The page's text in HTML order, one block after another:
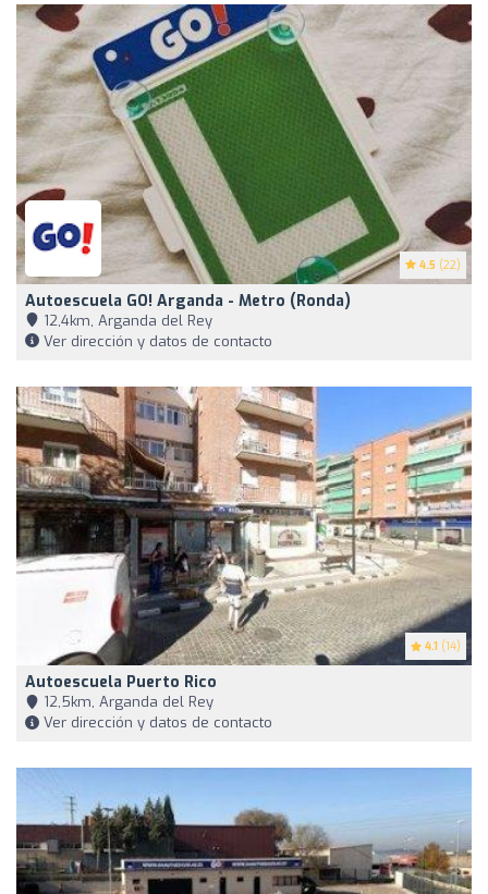
4.5 (22)
Autoescuela GO! Arganda - Metro (Ronda)
12,4km, Arganda del Rey
Ver dirección y datos de contacto
4.1 (14)
Autoescuela Puerto Rico
12,5km, Arganda del Rey
Ver dirección y datos de contacto